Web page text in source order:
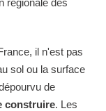
il n'est pas
sol ou la surface
de
construire. Les